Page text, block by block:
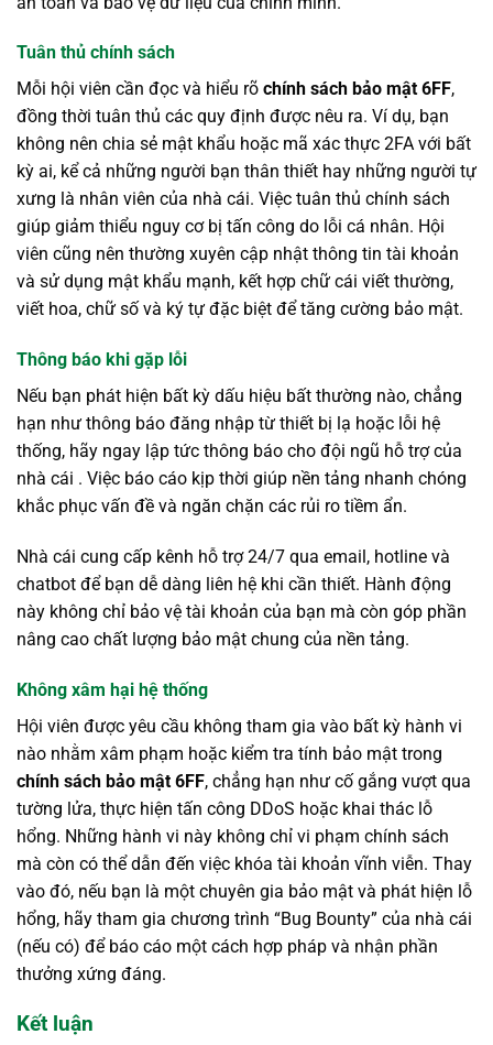
Tuân thủ chính sách
Mỗi hội viên cần đọc và hiểu rõ chính sách bảo mật 6FF,
đồng thời tuân thủ các quy định được nêu ra. Ví dụ, bạn
không nên chia sẻ mật khẩu hoặc mã xác thực 2FA với bất
kỳ ai, kể cả những người bạn thân thiết hay những người tự
xưng là nhân viên của nhà cái. Việc tuân thủ chính sách
giúp giảm thiểu nguy cơ bị tấn công do lỗi cá nhân. Hội
viên cũng nên thường xuyên cập nhật thông tin tài khoản
và sử dụng mật khẩu mạnh, kết hợp chữ cái viết thường,
viết hoa, chữ số và ký tự đặc biệt để tăng cường bảo mật.
Thông báo khi gặp lỗi
Nếu bạn phát hiện bất kỳ dấu hiệu bất thường nào, chẳng
hạn như thông báo đăng nhập từ thiết bị lạ hoặc lỗi hệ
thống, hãy ngay lập tức thông báo cho đội ngũ hỗ trợ của
nhà cái . Việc báo cáo kịp thời giúp nền tảng nhanh chóng
khắc phục vấn đề và ngăn chặn các rủi ro tiềm ẩn.
Nhà cái cung cấp kênh hỗ trợ 24/7 qua email, hotline và
chatbot để bạn dễ dàng liên hệ khi cần thiết. Hành động
này không chỉ bảo vệ tài khoản của bạn mà còn góp phần
nâng cao chất lượng bảo mật chung của nền tảng.
Không xâm hại hệ thống
Hội viên được yêu cầu không tham gia vào bất kỳ hành vi
nào nhằm xâm phạm hoặc kiểm tra tính bảo mật trong
chính sách bảo mật 6FF, chẳng hạn như cố gắng vượt qua
tường lửa, thực hiện tấn công DDoS hoặc khai thác lỗ
hổng. Những hành vi này không chỉ vi phạm chính sách
mà còn có thể dẫn đến việc khóa tài khoản vĩnh viễn. Thay
vào đó, nếu bạn là một chuyên gia bảo mật và phát hiện lỗ
hổng, hãy tham gia chương trình “Bug Bounty” của nhà cái
(nếu có) để báo cáo một cách hợp pháp và nhận phần
thưởng xứng đáng.
Kết luận